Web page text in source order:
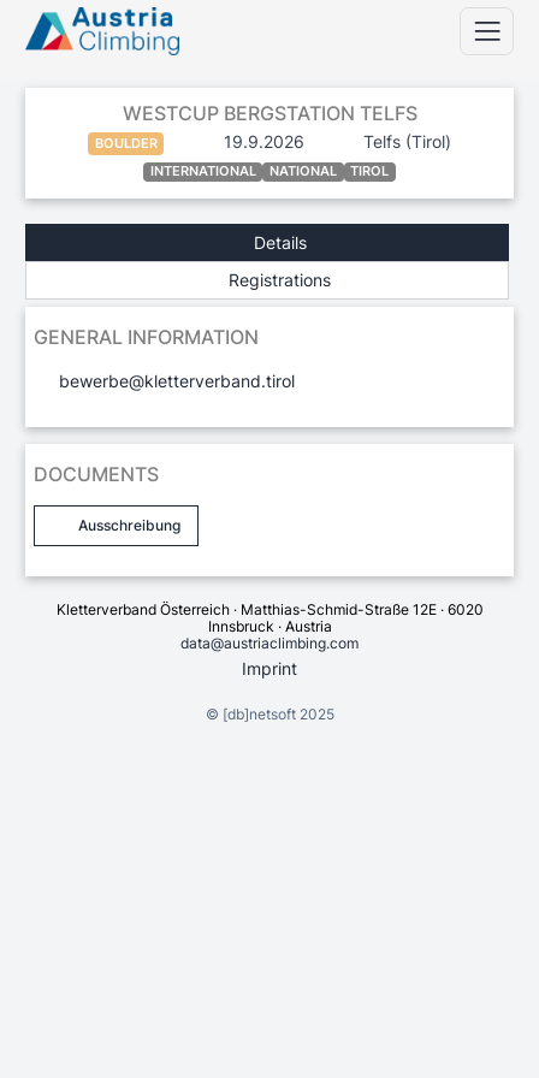
WESTCUP BERGSTATION TELFS
BOULDER 19.9.2026 Telfs (Tirol)
INTERNATIONAL NATIONAL TIROL
Details
Registrations
GENERAL INFORMATION
bewerbe@kletterverband.tirol
DOCUMENTS
Ausschreibung
Kletterverband Österreich · Matthias-Schmid-Straße 12E · 6020
Innsbruck · Austria
data@austriaclimbing.com
Imprint
© [db]netsoft2025